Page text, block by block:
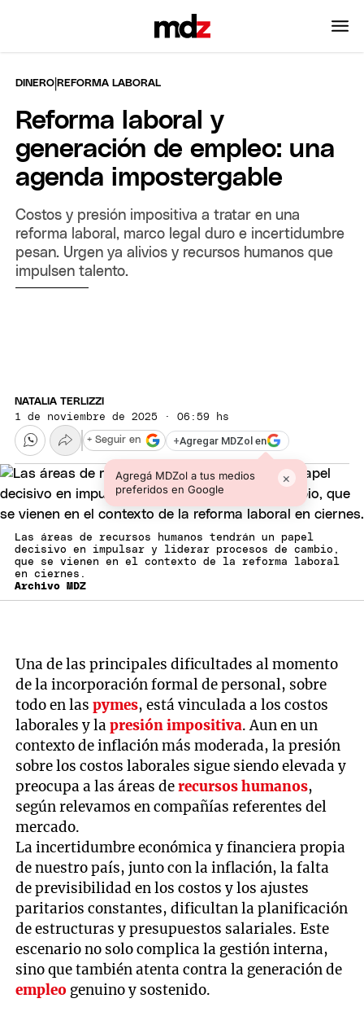
DINERO |REFORMA LABORAL
Reforma laboral y
generación de empleo: una
agenda impostergable
Costos y presión impositiva a tratar en una
reforma laboral, marco legal duro e incertidumbre
pesan. Urgen ya alivios y recursos humanos que
impulsen talento.
NATALIA TERLIZZI
1 de noviembre de 2025 · 06:59 hs
+Agregar MDZol en
Agregá MDZol a tus medios
preferidos en Google
×
+ Seguir en
Las áreas de recursos humanos tendrán un papel
decisivo en impulsar y liderar procesos de cambio,
que se vienen en el contexto de la reforma laboral
en ciernes.
Archivo MDZ
Una de las principales dificultades al momento
de la incorporación formal de personal, sobre
todo en laspymes, está vinculada a los costos
laborales y lapresión impositiva. Aun en un
contexto de inflación más moderada, la presión
sobre los costos laborales sigue siendo elevada y
preocupa a las áreas derecursos humanos,
según relevamos en compañías referentes del
mercado.
La incertidumbre económica y financiera propia
de nuestro país, junto con la inflación, la falta
de previsibilidad en los costos y los ajustes
paritarios constantes, dificultan la planificación
de estructuras y presupuestos salariales. Este
escenario no solo complica la gestión interna,
sino que también atenta contra la generación de
empleo genuino y sostenido.